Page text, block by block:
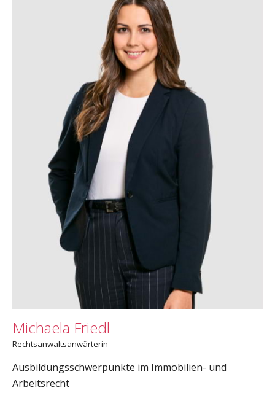
Michaela Friedl
Rechtsanwaltsanwärterin
Ausbildungsschwerpunkte im Immobilien- und
Arbeitsrecht